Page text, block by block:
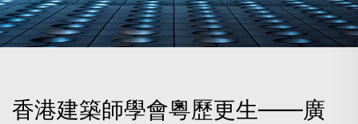
香港建築師學會粵歷更生——廣